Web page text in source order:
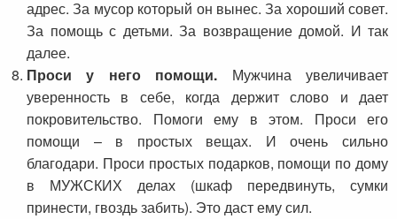
адрес. За мусор который он вынес. За хороший совет.
За помощь с детьми. За возвращение домой. И так
далее.
Проси у него помощи. Мужчина увеличивает
уверенность в себе, когда держит слово и дает
покровительство. Помоги ему в этом. Проси его
помощи – в простых вещах. И очень сильно
благодари. Проси простых подарков, помощи по дому
в МУЖСКИХ делах (шкаф передвинуть, сумки
принести, гвоздь забить). Это даст ему сил.